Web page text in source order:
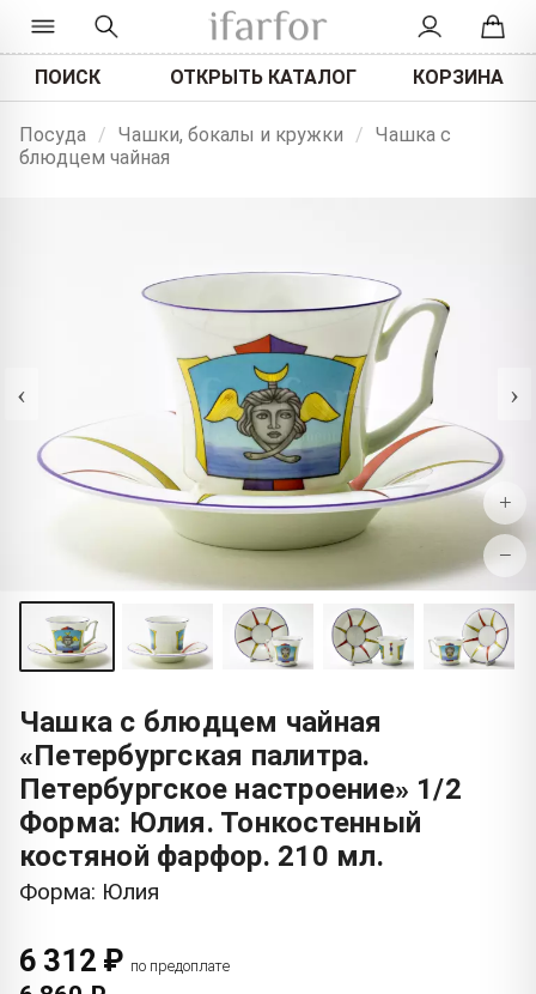
ПОИСК ОТКРЫТЬ КАТАЛОГ КОРЗИНА
Посуда / Чашки, бокалы и кружки / Чашка с
блюдцем чайная
‹ ›
+
−
Чашка с блюдцем чайная
«Петербургская палитра.
Петербургское настроение» 1/2
Форма: Юлия. Тонкостенный
костяной фарфор. 210 мл.
Форма: Юлия
6 312 ₽ по предоплате